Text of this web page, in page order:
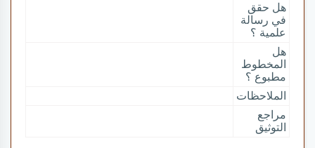
هل حقق
في رسالة
علمية ؟
هل
المخطوط
مطبوع ؟
الملاحظات
مراجع
التوثيق